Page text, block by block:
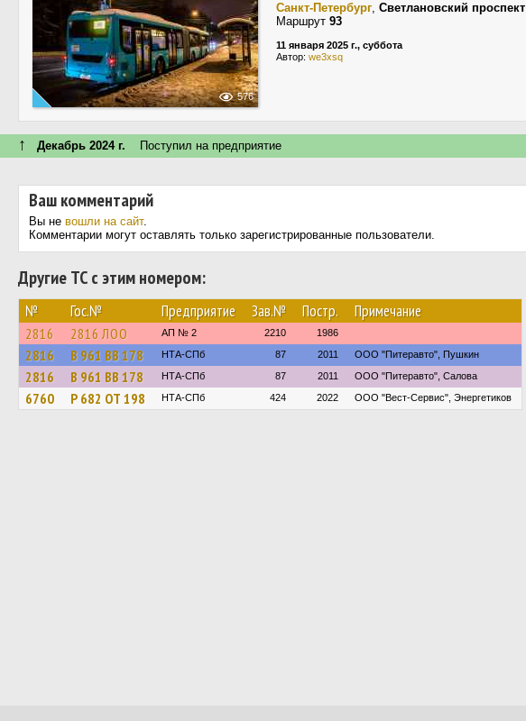
576
Санкт-Петербург, Светлановский проспект
Маршрут 93
11 января 2025 г., суббота
Автор: we3xsq
↑ Декабрь 2024 г. Поступил на предприятие
Ваш комментарий
Вы не вошли на сайт.
Комментарии могут оставлять только зарегистрированные пользователи.
Другие ТС с этим номером:
№ Гос.№ Предприятие Зав.№ Постр. Примечание
2816 2816 ЛОО АП № 2 2210 1986
2816 В 961 ВВ 178 НТА-СПб 87 2011 ООО "Питеравто", Пушкин
2816 В 961 ВВ 178 НТА-СПб 87 2011 ООО "Питеравто", Салова
6760 Р 682 ОТ 198 НТА-СПб 424 2022 ООО "Вест-Сервис", Энергетиков